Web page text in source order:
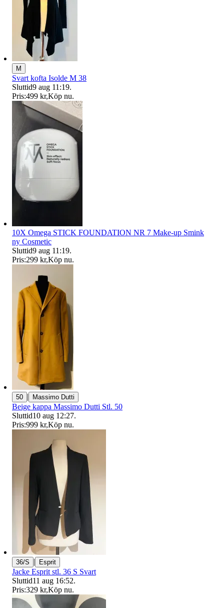
M
Svart kofta Isolde M 38
Sluttid9 aug 11:19.
Pris:499 kr,Köp nu.
10X Omega STICK FOUNDATION NR 7 Make-up Smink
ny Cosmetic
Sluttid9 aug 11:19.
Pris:299 kr,Köp nu.
50 | Massimo Dutti
Beige kappa Massimo Dutti Stl. 50
Sluttid10 aug 12:27.
Pris:999 kr,Köp nu.
36/S | Esprit
Jacke Esprit stl. 36 S Svart
Sluttid11 aug 16:52.
Pris:329 kr,Köp nu.